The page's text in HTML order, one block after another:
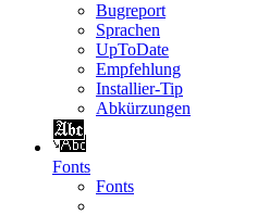
Bugreport
Sprachen
UpToDate
Empfehlung
Installier-Tip
Abkürzungen
Fonts
Fonts